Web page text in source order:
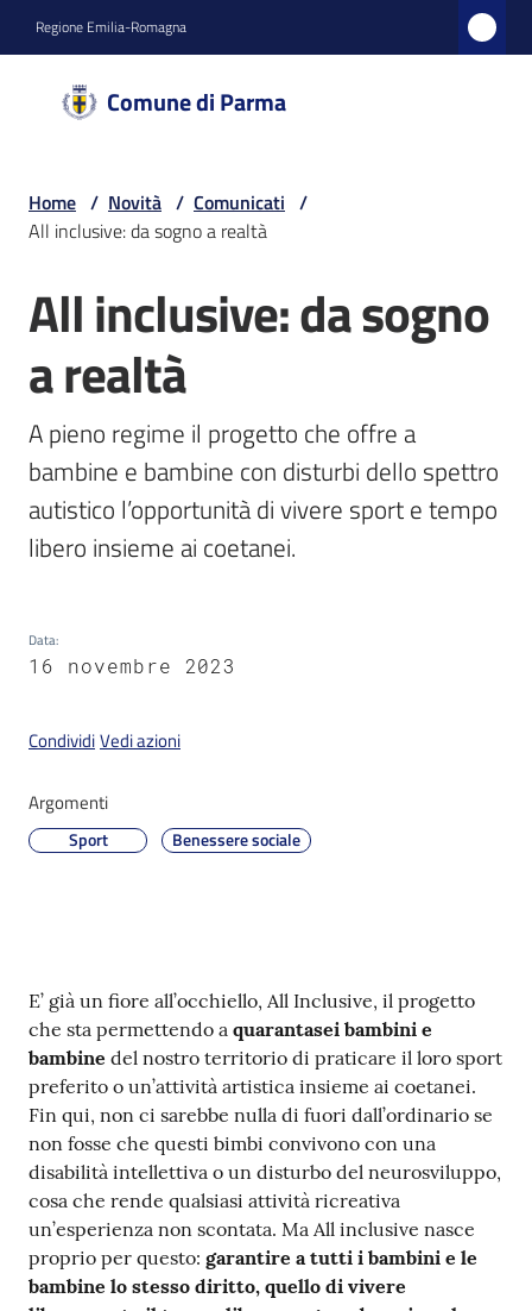
Regione Emilia-Romagna
Comune di Parma
di
Novità
Menu selezionato
Servizi
Vivere
Parma
PNRR
gli
argomenti
Home / Novità / Comunicati /
All inclusive: da sogno a realtà
Salta al contenuto
All inclusive: da sogno
a realtà
A pieno regime il progetto che offre a
bambine e bambine con disturbi dello spettro
autistico l’opportunità di vivere sport e tempo
libero insieme ai coetanei.
Data:
16 novembre 2023
CondividiVedi azioni
Argomenti
Sport Benessere sociale
Contenuto
E’ già un fiore all’occhiello, All Inclusive, il progetto
che sta permettendo a quarantasei bambini e
bambine del nostro territorio di praticare il loro sport
preferito o un’attività artistica insieme ai coetanei.
Fin qui, non ci sarebbe nulla di fuori dall’ordinario se
non fosse che questi bimbi convivono con una
disabilità intellettiva o un disturbo del neurosviluppo,
cosa che rende qualsiasi attività ricreativa
un’esperienza non scontata. Ma All inclusive nasce
proprio per questo: garantire a tutti i bambini e le
bambine lo stesso diritto, quello di vivere